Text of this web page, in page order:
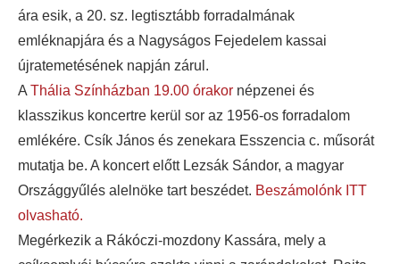
ára esik, a 20. sz. legtisztább forradalmának
emléknapjára és a Nagyságos Fejedelem kassai
újratemetésének napján zárul.
A Thália Színházban 19.00 órakor népzenei és
klasszikus koncertre kerül sor az 1956-os forradalom
emlékére. Csík János és zenekara Esszencia c. műsorát
mutatja be. A koncert előtt Lezsák Sándor, a magyar
Országgyűlés alelnöke tart beszédet. Beszámolónk ITT
olvasható.
Megérkezik a Rákóczi-mozdony Kassára, mely a